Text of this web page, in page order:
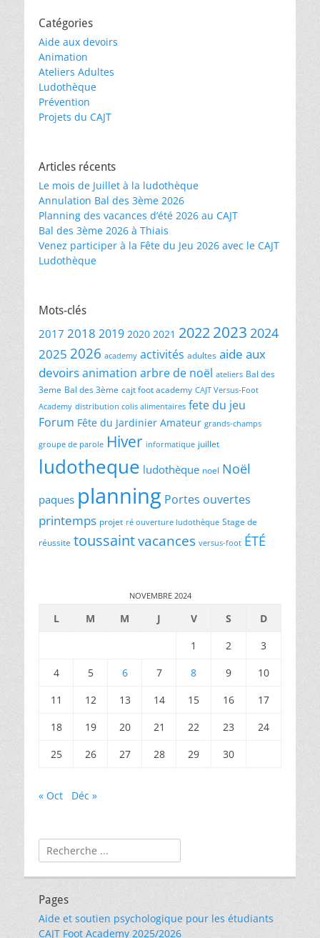
Catégories
Aide aux devoirs
Animation
Ateliers Adultes
Ludothèque
Prévention
Projets du CAJT
Articles récents
Le mois de Juillet à la ludothèque
Annulation Bal des 3ème 2026
Planning des vacances d’été 2026 au CAJT
Bal des 3ème 2026 à Thiais
Venez participer à la Fête du Jeu 2026 avec le CAJT
Ludothèque
Mots-clés
2017 2018 2019 2020 2021 20222023 2024
2025 2026 academy activités adultes aide aux
devoirsanimation arbre de noël ateliers Bal des
3eme Bal des 3ème cajt foot academy CAJT Versus-Foot
Academy distribution colis alimentaires fete du jeu
Forum Fête du Jardinier Amateur grands-champs
groupe de parole Hiver informatique juillet
ludotheque ludothèque noel Noël
paques planning Portes ouvertes
printemps projet ré ouverture ludothèque Stage de
réussite toussaintvacances versus-foot ÉTÉ
NOVEMBRE 2024
L M M J V S
D
1
2
3
4
5 6 7 8 9
10
11
12 13 14 15 16
17
18
19 20 21 22 23
24
25
26 27 28 29 30
« Oct Déc »
Rechercher :
Pages
Aide et soutien psychologique pour les étudiants
CAJT Foot Academy 2025/2026